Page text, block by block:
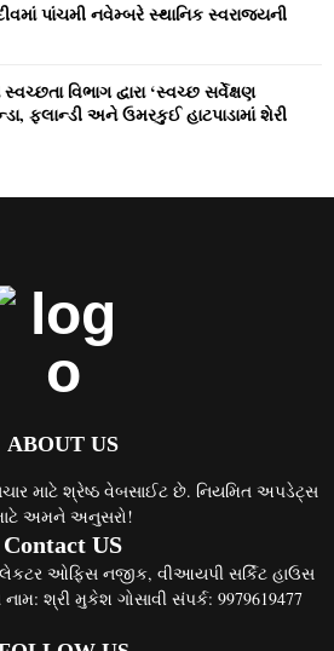
પાંચમી નવેમ્‍બરે સ્‍થાનિક સ્‍વરાજ્‍યની
વિભાગ દ્વારા ‘સ્‍વચ્‍છ સર્વેક્ષણ
ફલાન્‍ડી અને ઉમરકુઈ હાટપાડામાં શેરી
ABOUT US
માટે શ્રેષ્ઠ વેબસાઈટ છે. નિયમિત અપડેટ્સ
અમને અનુસરો!
Contact US
ઓફિસ નજીક, વીઆયપી સર્કિટ હાઉસ
શ્રી મુકેશ ગોસાવી સંપર્ક: 9979619477